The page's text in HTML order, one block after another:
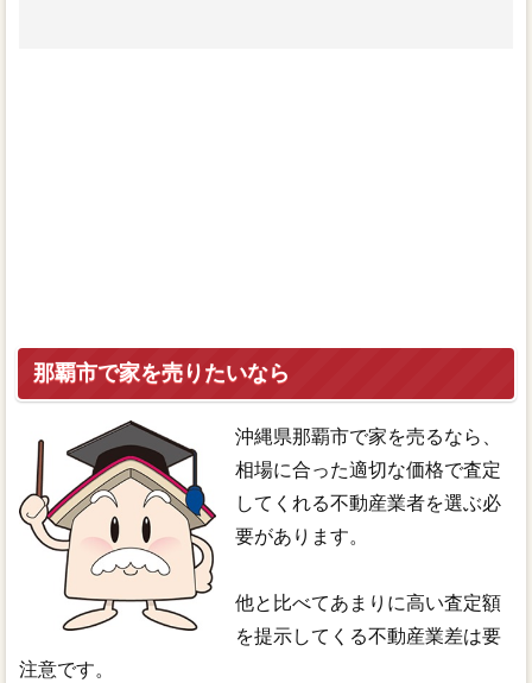
那覇市で家を売りたいなら
沖縄県那覇市で家を売るなら、
相場に合った適切な価格で査定
してくれる不動産業者を選ぶ必
要があります。
他と比べてあまりに高い査定額
を提示してくる不動産業差は要
注意です。